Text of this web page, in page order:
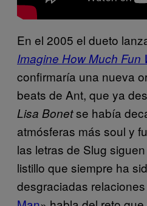
En el 2005 el dueto
Imagine How Much Fun
confirmaría una nueva
beats de Ant, que ya
Lisa Bonetse había
atmósferas más soul y
las letras de Slug
listillo que siempre ha
desgraciadas